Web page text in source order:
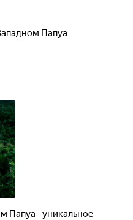
Папуа
Папуа - уникальное